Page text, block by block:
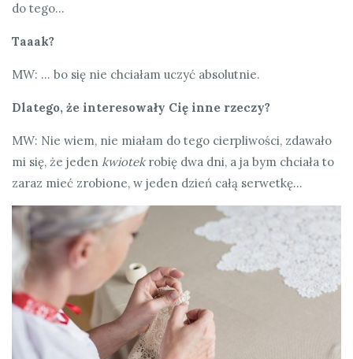
do tego…
Taaak?
MW: … bo się nie chciałam uczyć absolutnie.
Dlatego, że interesowały Cię inne rzeczy?
MW: Nie wiem, nie miałam do tego cierpliwości, zdawało
mi się, że jeden kwiotekrobię dwa dni, a ja bym chciała to
zaraz mieć zrobione, w jeden dzień całą serwetkę…